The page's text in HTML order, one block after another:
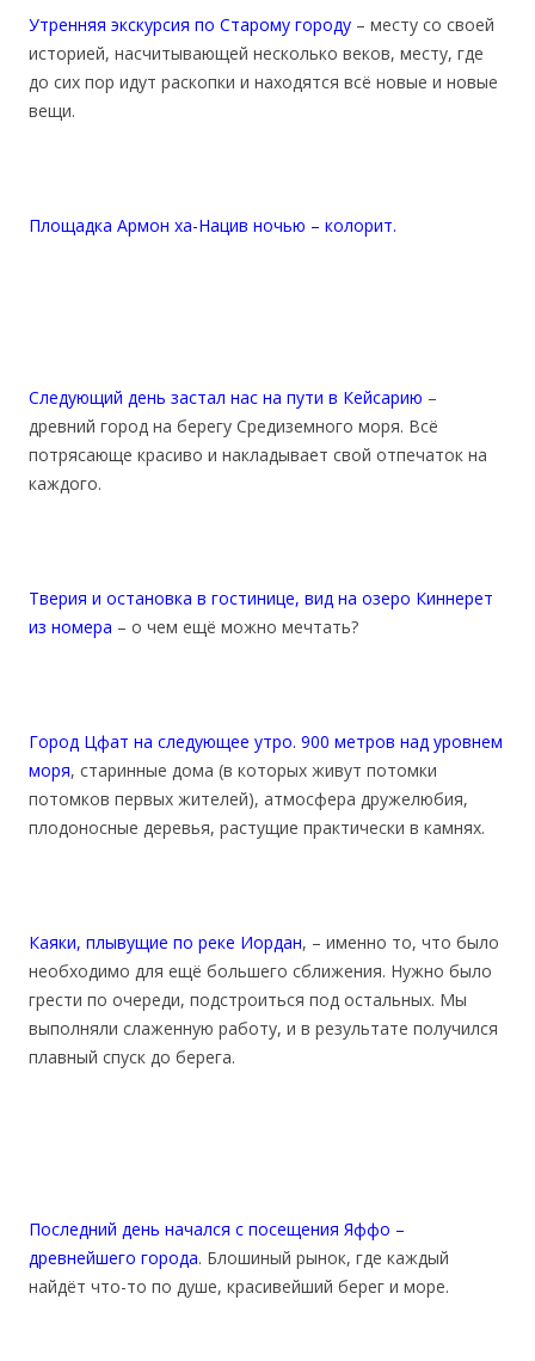
Утренняя экскурсия по Старому городу – месту со своей
историей, насчитывающей несколько веков, месту, где
до сих пор идут раскопки и находятся всё новые и новые
вещи.
Площадка Армон ха-Нацив ночью – колорит.
Следующий день застал нас на пути в Кейсарию –
древний город на берегу Средиземного моря. Всё
потрясающе красиво и накладывает свой отпечаток на
каждого.
Тверия и остановка в гостинице, вид на озеро Киннерет
из номера – о чем ещё можно мечтать?
Город Цфат на следующее утро. 900 метров над уровнем
моря, старинные дома (в которых живут потомки
потомков первых жителей), атмосфера дружелюбия,
плодоносные деревья, растущие практически в камнях.
Каяки, плывущие по реке Иордан, – именно то, что было
необходимо для ещё большего сближения. Нужно было
грести по очереди, подстроиться под остальных. Мы
выполняли слаженную работу, и в результате получился
плавный спуск до берега.
Последний день начался с посещения Яффо –
древнейшего города. Блошиный рынок, где каждый
найдёт что-то по душе, красивейший берег и море.